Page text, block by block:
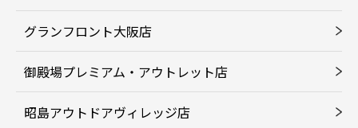
グランフロント大阪店
御殿場プレミアム・アウトレット店
昭島アウトドアヴィレッジ店